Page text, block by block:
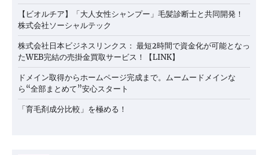
【ビオルチア】「大人女性シャンプー」毛髪診断士と共同開発！
株式会社ソーシャルテック
株式会社日本ビジネスリンクス： 最短2時間で資金化が可能となっ
たWEB完結の売掛金買取サービス！【LINK】
ドメイン取得からホームページ完成まで。ムームードメインな
ら“全部まとめて”安心スタート
「育毛剤成分比較」を極める！